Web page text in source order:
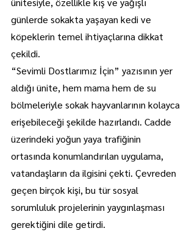
günlerde sokakta yaşayan kedi ve
köpeklerin temel ihtiyaçlarına dikkat
çekildi.
“Sevimli Dostlarımız İçin” yazısının yer
aldığı ünite, hem mama hem de su
bölmeleriyle sokak hayvanlarının kolayca
erişebileceği şekilde hazırlandı. Cadde
üzerindeki yoğun yaya trafiğinin
ortasında konumlandırılan uygulama,
vatandaşların da ilgisini çekti. Çevreden
geçen birçok kişi, bu tür sosyal
sorumluluk projelerinin yaygınlaşması
gerektiğini dile getirdi.